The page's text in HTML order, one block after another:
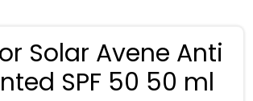
Solar Avene Anti
SPF 50 50 ml